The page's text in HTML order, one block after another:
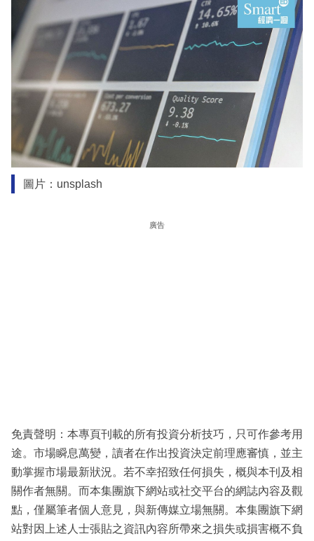
圖片：unsplash
廣告
免責聲明：本專頁刊載的所有投資分析技巧，只可作參考用
途。市場瞬息萬變，讀者在作出投資決定前理應審慎，並主
動掌握市場最新狀況。若不幸招致任何損失，概與本刊及相
關作者無關。而本集團旗下網站或社交平台的網誌內容及觀
點，僅屬筆者個人意見，與新傳媒立場無關。本集團旗下網
站對因上述人士張貼之資訊內容所帶來之損失或損害概不負